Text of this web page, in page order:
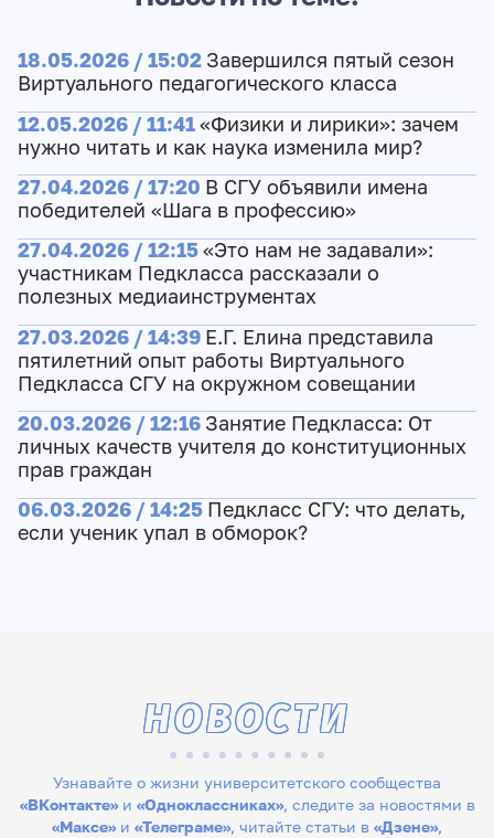
18.05.2026 / 15:02 Завершился пятый сезон
Виртуального педагогического класса
12.05.2026 / 11:41«Физики и лирики»: зачем
нужно читать и как наука изменила мир?
27.04.2026 / 17:20 В СГУ объявили имена
победителей «Шага в профессию»
27.04.2026 / 12:15«Это нам не задавали»:
участникам Педкласса рассказали о
полезных медиаинструментах
27.03.2026 / 14:39 Е.Г. Елина представила
пятилетний опыт работы Виртуального
Педкласса СГУ на окружном совещании
20.03.2026 / 12:16 Занятие Педкласса: От
личных качеств учителя до конституционных
прав граждан
06.03.2026 / 14:25 Педкласс СГУ: что делать,
если ученик упал в обморок?
Узнавайте о жизни университетского сообщества
«ВКонтакте»и «Одноклассниках», следите за новостями в
«Максе» и «Телеграме», читайте статьи в «Дзене»,
НОВОСТИ